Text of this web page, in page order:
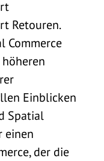
Retouren.
Commerce
Einblicken
Spatial
einen
der die